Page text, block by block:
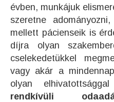
évben, munkájuk
szeretne
mellett pácienseik is
díjra olyan
cselekedetükkel
vagy akár a
olyan
rendkívüli